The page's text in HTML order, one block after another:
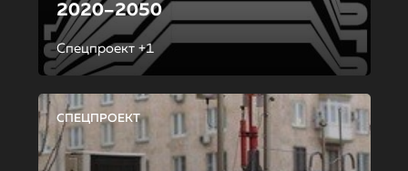
2020–2050
Спецпроект +1
СПЕЦПРОЕКТ